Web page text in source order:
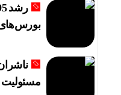
آیا هنوز هم
بورس‌های
مسئولیت